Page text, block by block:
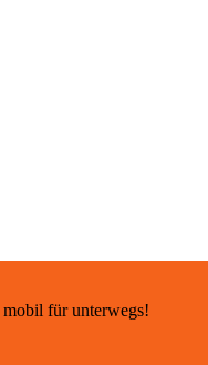
für unterwegs!